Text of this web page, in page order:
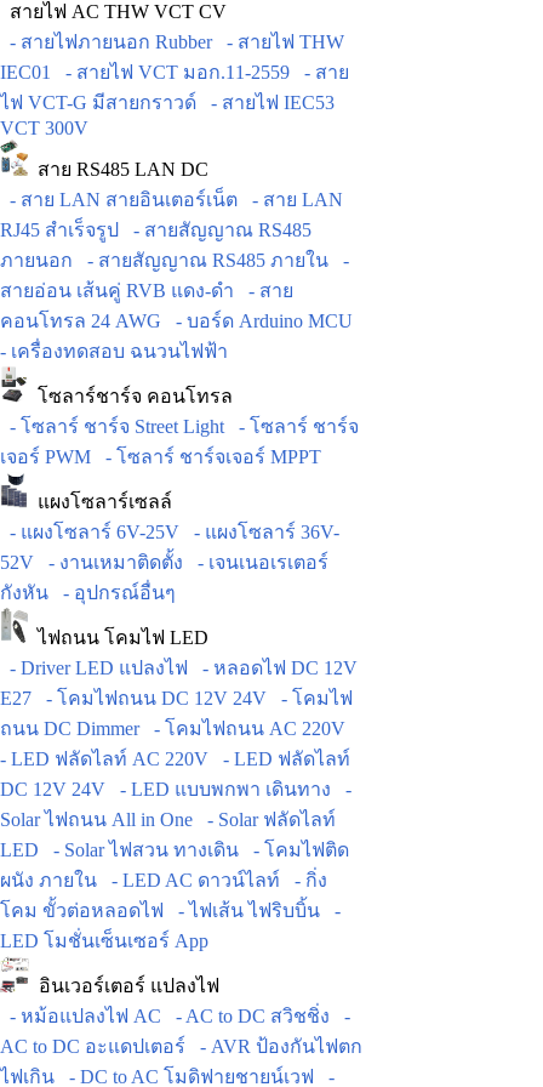
สายไฟ AC THW VCT CV
- สายไฟภายนอก Rubber
- สายไฟ THW
IEC01
- สายไฟ VCT มอก.11-2559
- สาย
ไฟ VCT-G มีสายกราวด์
- สายไฟ IEC53
VCT 300V
สาย RS485 LAN DC
- สาย LAN สายอินเตอร์เน็ต
- สาย LAN
RJ45 สำเร็จรูป
- สายสัญญาณ RS485
ภายนอก
- สายสัญญาณ RS485 ภายใน
-
สายอ่อน เส้นคู่ RVB แดง-ดำ
- สาย
คอนโทรล 24 AWG
- บอร์ด Arduino MCU
- เครื่องทดสอบ ฉนวนไฟฟ้า
โซลาร์ชาร์จ คอนโทรล
- โซลาร์ ชาร์จ Street Light
- โซลาร์ ชาร์จ
เจอร์ PWM
- โซลาร์ ชาร์จเจอร์ MPPT
แผงโซลาร์เซลล์
- แผงโซลาร์ 6V-25V
- แผงโซลาร์ 36V-
52V
- งานเหมาติดตั้ง
- เจนเนอเรเตอร์
กังหัน
- อุปกรณ์อื่นๆ
ไฟถนน โคมไฟ LED
- Driver LED แปลงไฟ
- หลอดไฟ DC 12V
E27
- โคมไฟถนน DC 12V 24V
- โคมไฟ
ถนน DC Dimmer
- โคมไฟถนน AC 220V
- LED ฟลัดไลท์ AC 220V
- LED ฟลัดไลท์
DC 12V 24V
- LED แบบพกพา เดินทาง
-
Solar ไฟถนน All in One
- Solar ฟลัดไลท์
LED
- Solar ไฟสวน ทางเดิน
- โคมไฟติด
ผนัง ภายใน
- LED AC ดาวน์ไลท์
- กิ่ง
โคม ขั้วต่อหลอดไฟ
- ไฟเส้น ไฟริบบิ้น
-
LED โมชั่นเซ็นเซอร์ App
อินเวอร์เตอร์ แปลงไฟ
- หม้อแปลงไฟ AC
- AC to DC สวิชชิ่ง
-
AC to DC อะแดปเตอร์
- AVR ป้องกันไฟตก
ไฟเกิน
- DC to AC โมดิฟายชายน์เวฟ -